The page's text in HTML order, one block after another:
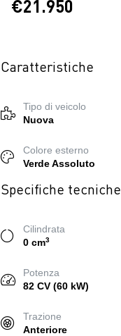
€21.950
Caratteristiche
Tipo di veicolo
Nuova
Colore esterno
Verde Assoluto
Specifiche tecniche
Cilindrata
0 cm3
Potenza
82 CV (60 kW)
Trazione
Anteriore